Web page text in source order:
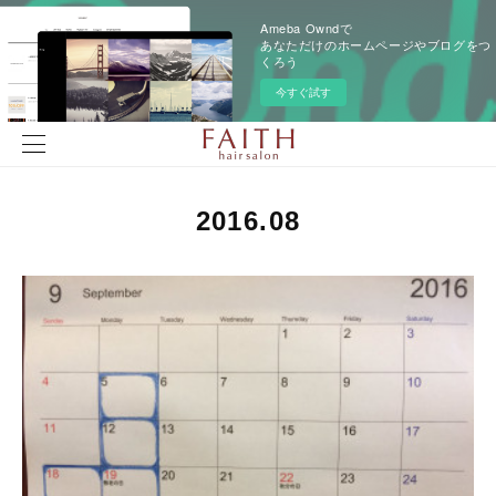
Ameba Owndで
あなただけのホームページやブログをつ
くろう
今すぐ試す
2016.08